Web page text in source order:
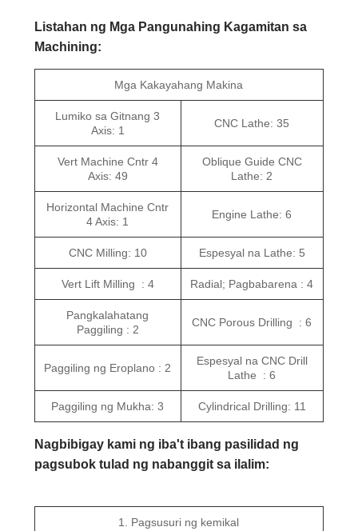
Listahan ng Mga Pangunahing Kagamitan sa
Machining:
Mga Kakayahang Makina
Lumiko sa Gitnang 3
Axis: 1
CNC Lathe: 35
Vert Machine Cntr 4
Axis: 49
Oblique Guide CNC
Lathe: 2
Horizontal Machine Cntr
4 Axis: 1
Engine Lathe: 6
CNC Milling: 10 Espesyal na Lathe: 5
Vert Lift Milling : 4 Radial; Pagbabarena : 4
Pangkalahatang
Paggiling : 2
CNC Porous Drilling : 6
Paggiling ng Eroplano : 2
Espesyal na CNC Drill
Lathe : 6
Paggiling ng Mukha: 3 Cylindrical Drilling: 11
Nagbibigay kami ng iba't ibang pasilidad ng
pagsubok tulad ng nabanggit sa ilalim:
1. Pagsusuri ng kemikal